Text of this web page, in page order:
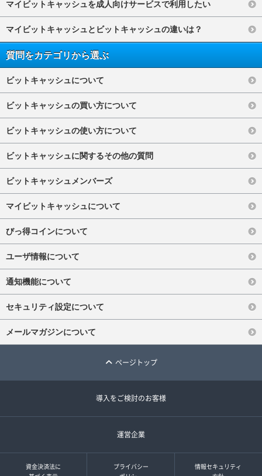
マイビットキャッシュを成人向けサービスで利用したい
マイビットキャッシュとビットキャッシュの違いは？
質問をカテゴリから選ぶ
ビットキャッシュについて
ビットキャッシュの買い方について
ビットキャッシュの使い方について
ビットキャッシュに関するその他の質問
ビットキャッシュメンバーズ
マイビットキャッシュについて
びっ得コインについて
ユーザ情報について
通知機能について
セキュリティ設定について
メールマガジンについて
ページトップ
導入をご検討のお客様
運営企業
資金決済法に
プライバシー
情報セキュリティ